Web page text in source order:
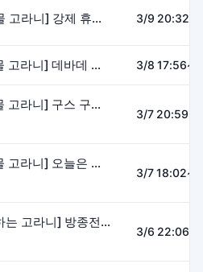
[신입/노휴방29일차/영물 고라니] 강제 휴방할뻔 했네 휴~ 3/9
[신입/노휴방28일차/영물 고라니] 데바데 합방(42코20,새벽,리루,설범치킨맨(관전자 알피아)) 3/8
[신입/노휴방27일차/영물 고라니] 구스 구스 덕 합방(42코20,산호,새벽,알피아,설범치킨맨,프리마이)
3/7
[신입/노휴방27일차/영물 고라니] 오늘은 소통하자~~아무나 들어와줭~~~
3/7
[신입/노휴방26일차/말하는 고라니] 방종전 소통중
3/6